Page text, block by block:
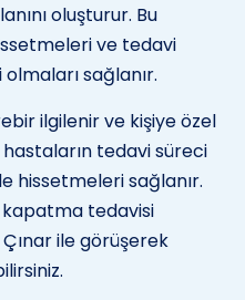
oluşturur. Bu
ve tedavi
sağlanır.
ilgilenir ve kişiye özel
tedavi süreci
hissetmeleri sağlanır.
kapatma tedavisi
Çınar ile görüşerek